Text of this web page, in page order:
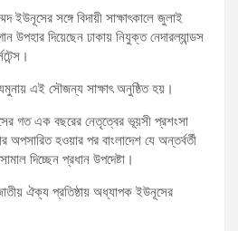
ইউনূসের সঙ্গে বিদায়ী সাক্ষাৎকালে জুলাই
উপহার দিয়েছেন ঢাকায় নিযুক্ত নেদারল্যান্ডস
এই সৌজন্য সাক্ষাৎ অনুষ্ঠিত হয়।
গত এক বছরের নেতৃত্বের ভূয়সী প্রশংসা
অপসারিত হওয়ার পর বাংলাদেশ যে অন্তর্বর্তী
দিচ্ছেন প্রধান উপদেষ্টা।
ঐক্য প্রতিষ্ঠায় অধ্যাপক ইউনূসের